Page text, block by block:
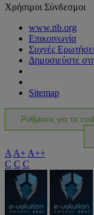
Χρήσιμοι Σύνδεσμοι
www.nb.org
Επικοινωνία
Συχνές
Δημοσιεύστε
Sitemap
Ρυθμίσεις για τα
A A+ A++
C C C